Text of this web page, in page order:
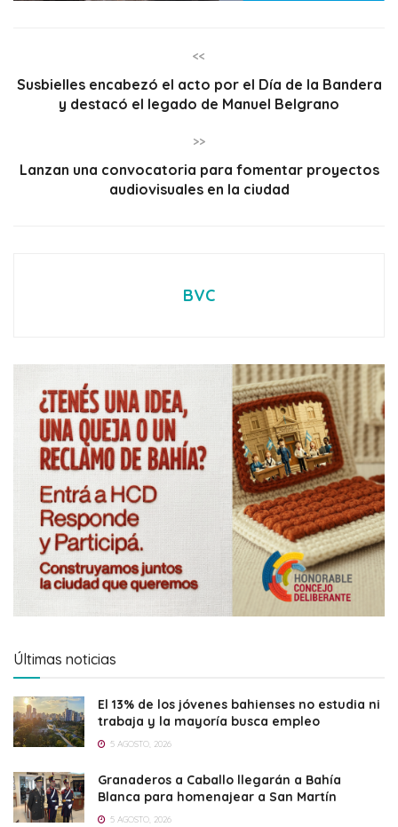
<<
Susbielles encabezó el acto por el Día de la Bandera
y destacó el legado de Manuel Belgrano
>>
Lanzan una convocatoria para fomentar proyectos
audiovisuales en la ciudad
BVC
Últimas noticias
El 13% de los jóvenes bahienses no estudia ni
trabaja y la mayoría busca empleo
5 AGOSTO, 2026
Granaderos a Caballo llegarán a Bahía
Blanca para homenajear a San Martín
5 AGOSTO, 2026